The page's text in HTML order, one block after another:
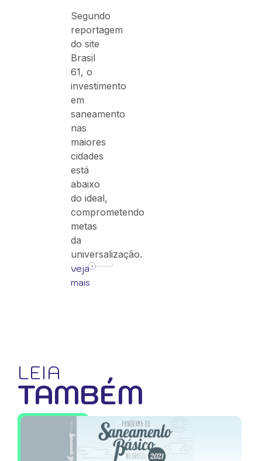
Segundo
reportagem
do site
Brasil
61, o
investimento
em
saneamento
nas
maiores
cidades
está
abaixo
do ideal,
comprometendo
metas
da
universalização.
veja
mais
LEIA
TAMBÉM